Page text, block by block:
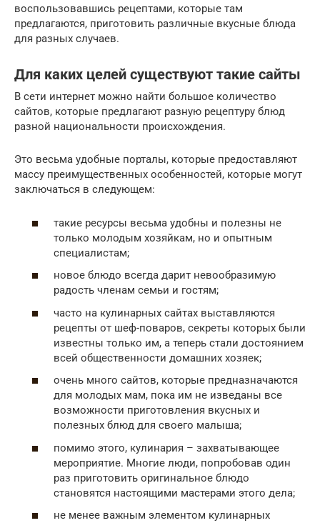
воспользовавшись рецептами, которые там
предлагаются, приготовить различные вкусные блюда
для разных случаев.
Для каких целей существуют такие сайты
В сети интернет можно найти большое количество
сайтов, которые предлагают разную рецептуру блюд
разной национальности происхождения.
Это весьма удобные порталы, которые предоставляют
массу преимущественных особенностей, которые могут
заключаться в следующем:
такие ресурсы весьма удобны и полезны не
только молодым хозяйкам, но и опытным
специалистам;
новое блюдо всегда дарит невообразимую
радость членам семьи и гостям;
часто на кулинарных сайтах выставляются
рецепты от шеф-поваров, секреты которых были
известны только им, а теперь стали достоянием
всей общественности домашних хозяек;
очень много сайтов, которые предназначаются
для молодых мам, пока им не изведаны все
возможности приготовления вкусных и
полезных блюд для своего малыша;
помимо этого, кулинария – захватывающее
мероприятие. Многие люди, попробовав один
раз приготовить оригинальное блюдо
становятся настоящими мастерами этого дела;
не менее важным элементом кулинарных